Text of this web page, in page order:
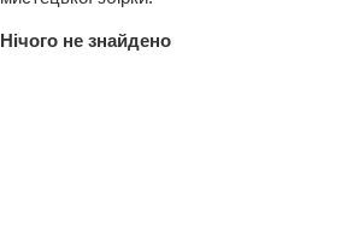
Нiчого не знайдено